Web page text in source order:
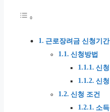
근로장려금 신청기간
신청방법
신
신
신청 조건
소